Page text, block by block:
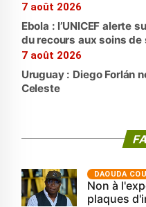
7 août 2026
Ebola : l’UNICEF alerte
du recours aux soins
7 août 2026
Uruguay : Diego Forlán
Celeste
‎DAOUDA
Non à
plaques